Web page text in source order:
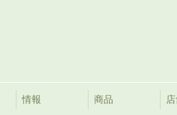
情報 商品